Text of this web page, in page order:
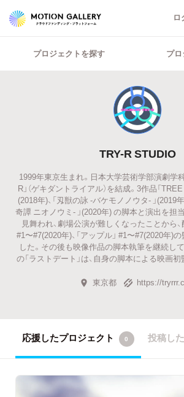
ロ
プロジェクトを探す プ
TRY-R STUDIO
1999年東京生まれ。日本大学芸術学部演劇学
R」（ゲキダントライアル）を結成。3作品「
(2018年)、「刄獣の詠 -バケモノノウタ- 」(2019
奇譚 ニオノウミ- 」(2020年) の脚本と演出を担
見舞われ、劇場公演が難しくなったことから、
#1〜#7(2020年)、「アップル」 #1〜#7(2020年)
した。その後も映像作品の脚本執筆を継続し
の「ラストデート」は、自身の脚本による映画
東京都 https://
応援したプロジェクト 0 投稿し